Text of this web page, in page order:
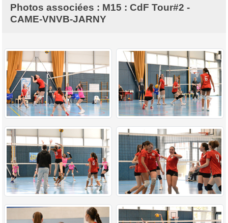
Photos associées : M15 : CdF Tour#2 -
CAME-VNVB-JARNY